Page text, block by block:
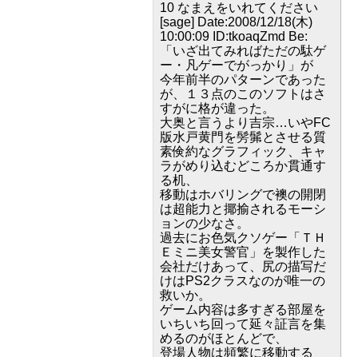
10 なまえをいれてください
[sage] Date:2008/12/18(木)
10:00:09 ID:tkoaqZmd Be:
「いざ出てみればただの駄ゲ
ー・凡ゲーでがっかり」が
今年前半のパターンであった
が、１３点のこのソフトはさ
すがに格が違った。
大奥と言うより吉宗…いやFC
版水戸黄門を髣髴とさせる質
素倹約なグラフィック、キャ
ラがめり込むどころか貫通す
る机、
移動はホバリングで襖の開閉
は超能力と揶揄されるモーシ
ョンの少なさ。
過去にお色気クソゲー「ＴＨ
Ｅミニ美女警官」を製作した
会社だけあって、尻の描写だ
けはPS2クラスなのが唯一の
救いか。
ゲーム内容は多すぎる部屋を
いちいち回って延々証言を集
めるのがほとんどで、
登場人物は頻繁に移動する